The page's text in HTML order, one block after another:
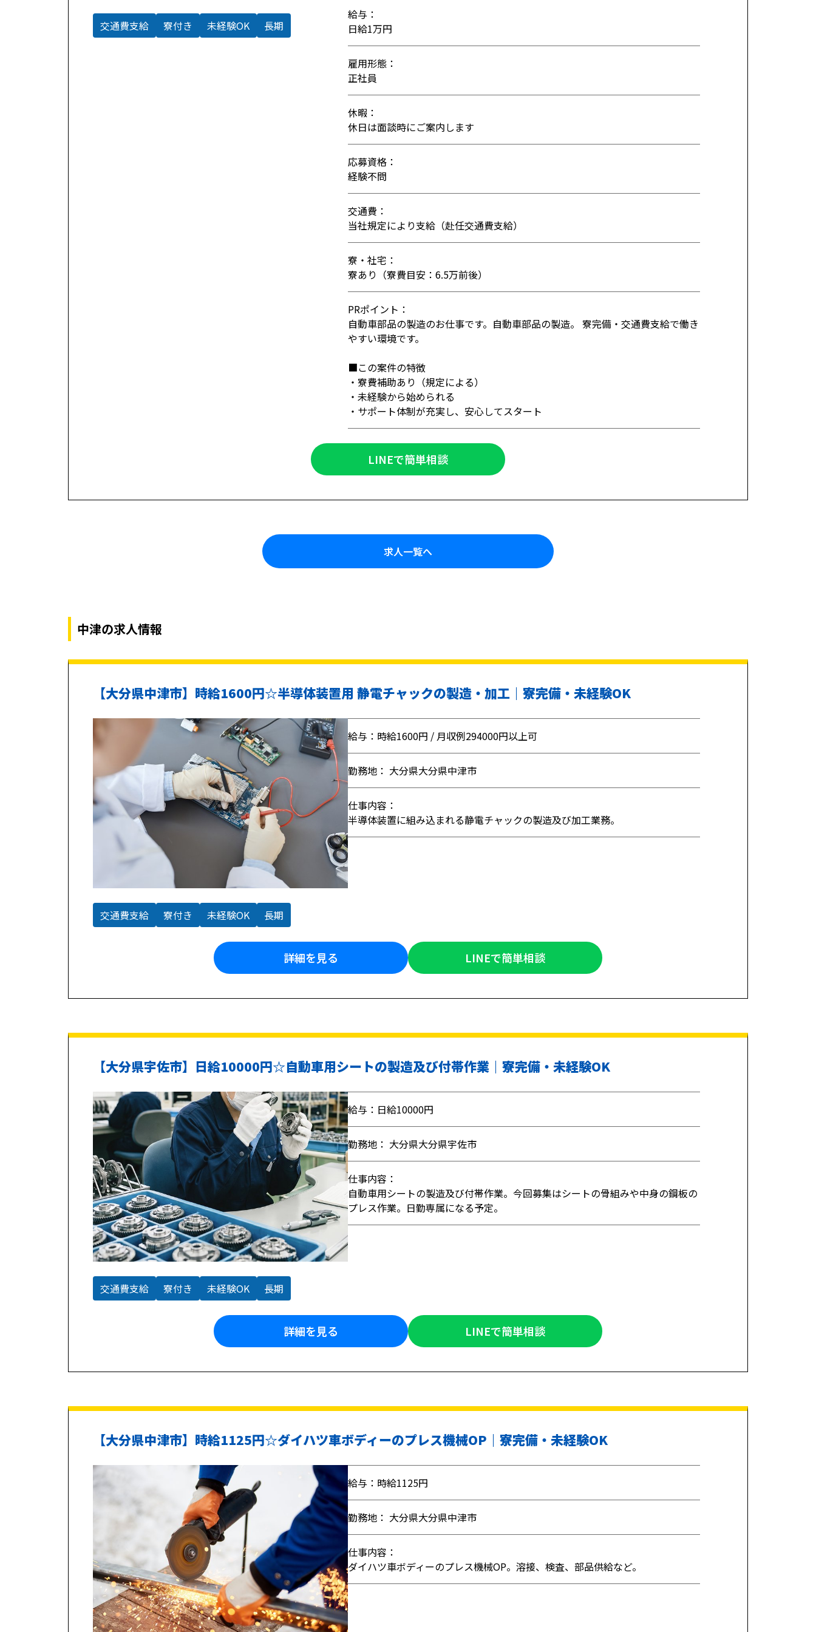
交通費支給 寮付き 未経験OK 長期
給与：
日給1万円
雇用形態：
正社員
休暇：
休日は面談時にご案内します
応募資格：
経験不問
交通費：
当社規定により支給（赴任交通費支給）
寮・社宅：
寮あり（寮費目安：6.5万前後）
PRポイント：
自動車部品の製造のお仕事です。自動車部品の製造。 寮完備・交通費支給で働き
やすい環境です。
■この案件の特徴
・寮費補助あり（規定による）
・未経験から始められる
・サポート体制が充実し、安心してスタート
LINEで簡単相談
求人一覧へ
中津の求人情報
【大分県中津市】時給1600円☆半導体装置用 静電チャックの製造・加工｜寮完備・未経験OK
交通費支給 寮付き 未経験OK 長期
給与：時給1600円 / 月収例294000円以上可
勤務地： 大分県大分県中津市
仕事内容：
半導体装置に組み込まれる静電チャックの製造及び加工業務。
詳細を見る LINEで簡単相談
【大分県宇佐市】日給10000円☆自動車用シートの製造及び付帯作業｜寮完備・未経験OK
交通費支給 寮付き 未経験OK 長期
給与：日給10000円
勤務地： 大分県大分県宇佐市
仕事内容：
自動車用シートの製造及び付帯作業。今回募集はシートの骨組みや中身の鋼板の
プレス作業。日勤専属になる予定。
詳細を見る LINEで簡単相談
【大分県中津市】時給1125円☆ダイハツ車ボディーのプレス機械OP｜寮完備・未経験OK
給与：時給1125円
勤務地： 大分県大分県中津市
仕事内容：
ダイハツ車ボディーのプレス機械OP。溶接、検査、部品供給など。